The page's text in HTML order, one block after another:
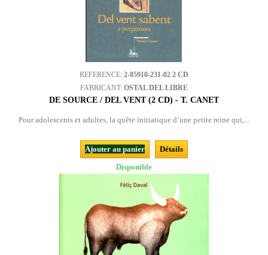
REFERENCE: 2-85910-231-02 2 CD
FABRICANT: OSTAL DEL LIBRE
DE SOURCE / DEL VENT (2 CD) - T. CANET
Pour adolescents et adultes, la quête initiatique d’une petite reine qui,...
Ajouter au panier
Détails
Disponible